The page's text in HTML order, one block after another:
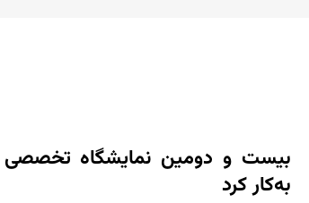
بیست و دومین نمایشگاه تخصصی
به‌کار کرد